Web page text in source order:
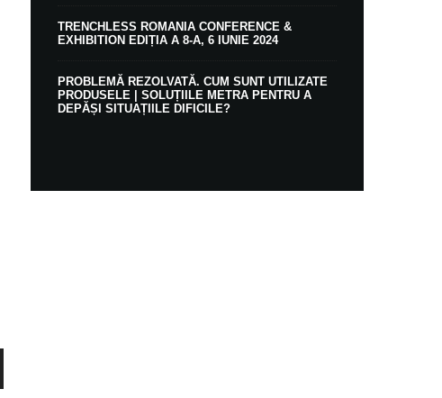
TRENCHLESS ROMANIA CONFERENCE &
EXHIBITION EDIȚIA A 8-A, 6 IUNIE 2024
PROBLEMĂ REZOLVATĂ. CUM SUNT UTILIZATE
PRODUSELE | SOLUȚIILE METRA PENTRU A
DEPĂȘI SITUAȚIILE DIFICILE?